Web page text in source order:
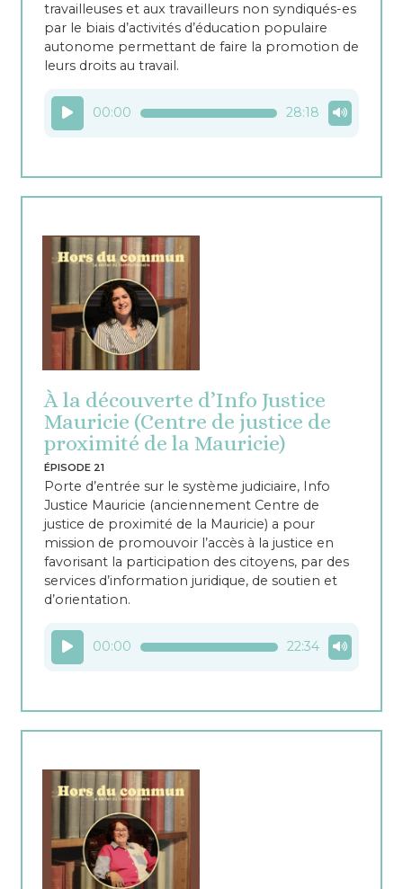
travailleuses et aux travailleurs non syndiqués-es
par le biais d’activités d’éducation populaire
autonome permettant de faire la promotion de
leurs droits au travail.
Lecteur
audio
00:00 28:18
À la découverte d’Info Justice
Mauricie (Centre de justice de
proximité de la Mauricie)
ÉPISODE 21
Porte d’entrée sur le système judiciaire, Info
Justice Mauricie (anciennement Centre de
justice de proximité de la Mauricie) a pour
mission de promouvoir l’accès à la justice en
favorisant la participation des citoyens, par des
services d’information juridique, de soutien et
d’orientation.
Lecteur
audio
00:00 22:34